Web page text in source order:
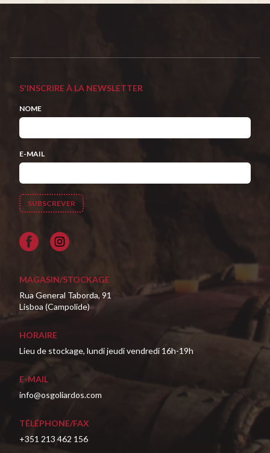
S'INSCRIRE À LA NEWSLETTER
NOME
E-MAIL
Facebook
MAGASIN/STOCKAGE
Rua General Taborda, 91
Lisboa (Campolide)
HORAIRE
Lieu de stockage, lundi jeudi vendredi 16h-19h
E-MAIL
info@osgoliardos.com
TÉLÉPHONE/FAX
+351 213 462 156